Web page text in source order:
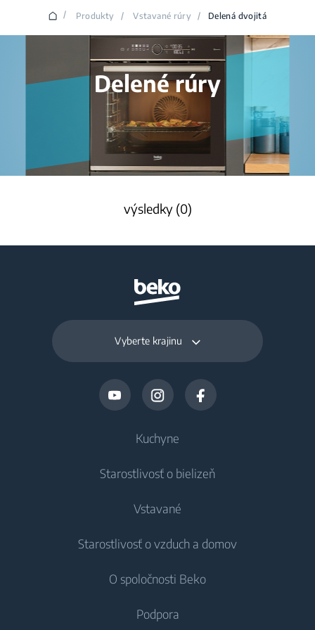
/ Produkty / Vstavané rúry / Delená dvojitá
Delené rúry
výsledky (0)
Vyberte krajinu
Kuchyne
Chladničky
Mrazničky
Vstavané mrazničky
Starostlivosť o bielizeň
Voľne stojace práčky
Vstavané práčky
Práčky so sušičkou
Vstavané
Vstavané chladničky
Vstavané mrazničky
Starostlivosť o vzduch a domov
Starostlivosť o vzduch
Klimatizácie
O spoločnosti Beko
Podpora